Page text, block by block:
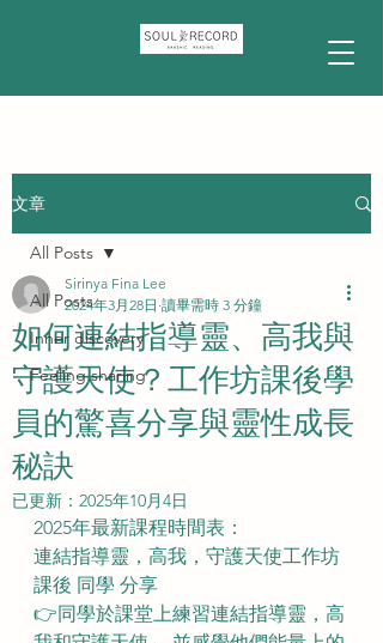
文章
All Posts
Inner discovery
Feeling sharing
All Posts
如何連結指導靈、高我與
守護天使？工作坊課後學
員的驚喜分享與靈性成長
秘訣
Sirinya Fina Lee
2024年3月28日 讀畢需時 3 分鐘
已更新： 2025年10月4日
2025年最新課程時間表：
連結指導靈，高我，守護天使工作坊
課後 同學 分享
👉同學於課堂上練習連結指導靈，高